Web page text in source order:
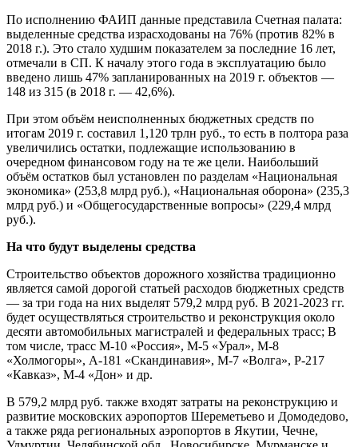
По исполнению ФАИП данные представила Счетная палата:
выделенные средства израсходованы на 76% (против 82% в
2018 г.). Это стало худшим показателем за последние 16 лет,
отмечали в СП. К началу этого года в эксплуатацию было
введено лишь 47% запланированных на 2019 г. объектов —
148 из 315 (в 2018 г. — 42,6%).
При этом объём неисполненных бюджетных средств по
итогам 2019 г. составил 1,120 трлн руб., то есть в полтора раза
увеличились остатки, подлежащие использованию в
очередном финансовом году на те же цели. Наибольший
объём остатков был установлен по разделам «Национальная
экономика» (253,8 млрд руб.), «Национальная оборона» (235,3
млрд руб.) и «Общегосударственные вопросы» (229,4 млрд
руб.).
На что будут выделены средства
Строительство объектов дорожного хозяйства традиционно
является самой дорогой статьей расходов бюджетных средств
— за три года на них выделят 579,2 млрд руб. В 2021-2023 гг.
будет осуществляться строительство и реконструкция около
десяти автомобильных магистралей и федеральных трасс; В
том числе, трасс М-10 «Россия», М-5 «Урал», М-8
«Холмогоры», А-181 «Скандинавия», М-7 «Волга», Р-217
«Кавказ», М-4 «Дон» и др.
В 579,2 млрд руб. также входят затраты на реконструкцию и
развитие московских аэропортов Шереметьево и Домодедово,
а также ряда региональных аэропортов в Якутии, Чечне,